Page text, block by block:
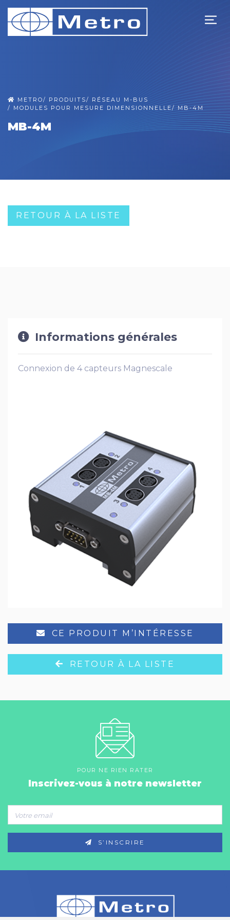
METRO/ PRODUITS/ RÉSEAU M-BUS
/ MODULES POUR MESURE DIMENSIONNELLE/ MB-4M
MB-4M
RETOUR À LA LISTE
Informations générales
Connexion de 4 capteurs Magnescale
CE PRODUIT M’INTÉRESSE
RETOUR À LA LISTE
POUR NE RIEN RATER
Inscrivez-vous à notre newsletter
S’INSCRIRE